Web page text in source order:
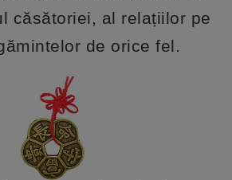
căsătoriei, al relațiilor pe
de orice fel.